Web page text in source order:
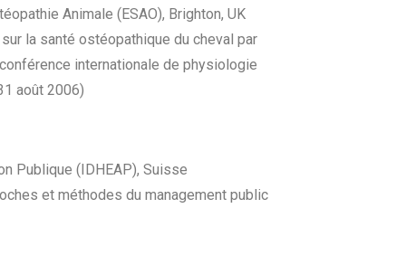
Animale (ESAO), Brighton, UK
la santé ostéopathique du cheval par
internationale de physiologie
août 2006)
Publique (IDHEAP), Suisse
et méthodes du management public